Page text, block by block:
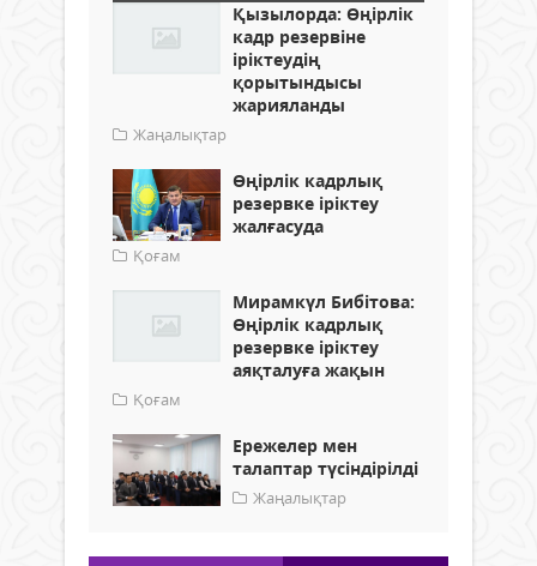
Қызылорда: Өңірлік
кадр резервіне
іріктеудің
қорытындысы
жарияланды
Жаңалықтар
Өңірлік кадрлық
резервке іріктеу
жалғасуда
Қоғам
Мирамкүл Бибітова:
Өңірлік кадрлық
резервке іріктеу
аяқталуға жақын
Қоғам
Ережелер мен
талаптар түсіндірілді
Жаңалықтар